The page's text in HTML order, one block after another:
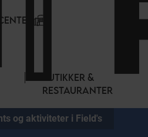
BUTIKKER &
RESTAURANTER
og aktiviteter i Field's